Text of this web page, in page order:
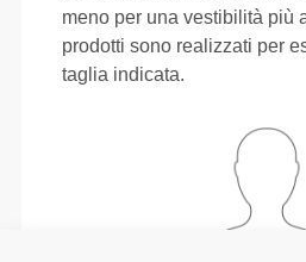
meno per una vestibilità più
prodotti sono realizzati per
taglia indicata.